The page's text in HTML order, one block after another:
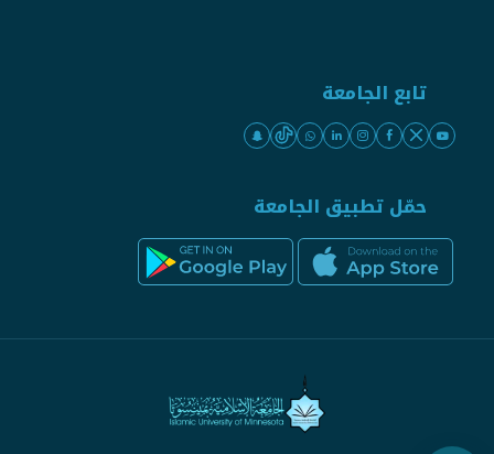
تابع الجامعة
حمّل تطبيق الجامعة